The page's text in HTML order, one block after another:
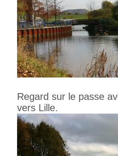
Regard sur le passe
vers Lille.